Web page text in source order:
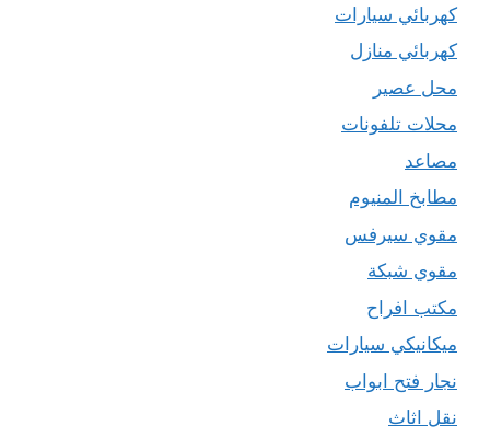
كهربائي سيارات
كهربائي منازل
محل عصير
محلات تلفونات
مصاعد
مطابخ المنيوم
مقوي سيرفس
مقوي شبكة
مكتب افراح
ميكانيكي سيارات
نجار فتح ابواب
نقل اثاث